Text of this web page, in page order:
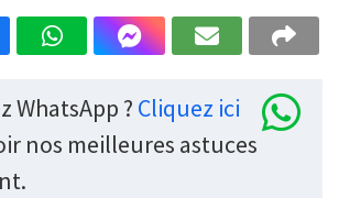
WhatsApp ? Cliquez ici
nos meilleures astuces